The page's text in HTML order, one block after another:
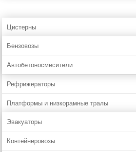
Цистерны
Бензовозы
Автобетоносмесители
Рефрижераторы
Платформы и низкорамные тралы
Эвакуаторы
Контейнеровозы